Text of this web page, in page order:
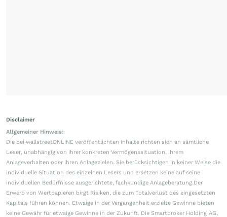
Disclaimer
Allgemeiner Hinweis:
Die bei wallstreetONLINE veröffentlichten Inhalte richten sich an sämtliche
Leser, unabhängig von ihrer konkreten Vermögenssituation, ihrem
Anlageverhalten oder ihren Anlagezielen. Sie berücksichtigen in keiner Weise die
individuelle Situation des einzelnen Lesers und ersetzen keine auf seine
individuellen Bedürfnisse ausgerichtete, fachkundige Anlageberatung.Der
Erwerb von Wertpapieren birgt Risiken, die zum Totalverlust des eingesetzten
Kapitals führen können. Etwaige in der Vergangenheit erzielte Gewinne bieten
keine Gewähr für etwaige Gewinne in der Zukunft. Die Smartbroker Holding AG,